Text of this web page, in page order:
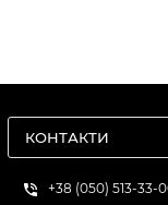
КОНТАКТИ
+38 (050) 513-33-